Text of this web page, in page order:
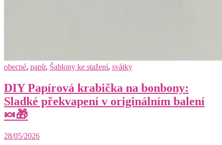
obecné, papír, Šablony ke stažení, svátky
DIY Papírová krabička na bonbony:
Sladké překvapení v originálním balení
🍬🎁
28/05/2026